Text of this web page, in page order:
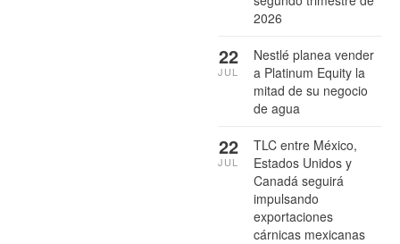
2026
Nestlé planea vender
a Platinum Equity la
mitad de su negocio
de agua
22
JUL
TLC entre México,
Estados Unidos y
Canadá seguirá
impulsando
exportaciones
cárnicas mexicanas
22
JUL